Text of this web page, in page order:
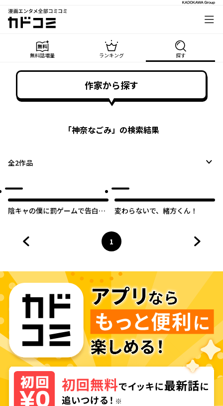
漫画エンタメ全部コミコミ
カドコミ
無料話増量 ランキング 探す
作家から探す
「神奈なごみ」の検索結果
全2作品
陰キャの僕に罰ゲームで告白し
変わらないで、緒方くん！
ページ
1
へ